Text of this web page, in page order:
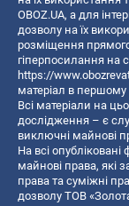
OBOZ.UA, а для
дозволу на їх
розміщення
гіперпосилання на
https://
матеріал в першому
Всі матеріали на
дослідження – є
виключні майнові
На всі
майнові права, які
права та суміжні
дозволу ТОВ